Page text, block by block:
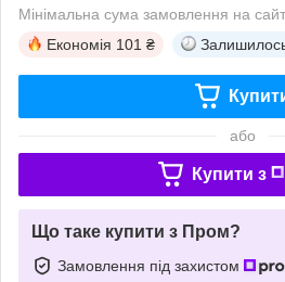
Мінімальна сума замовлення на
Економія 101 ₴
або
Купити з
Що таке купити з Пром?
Замовлення під захистом